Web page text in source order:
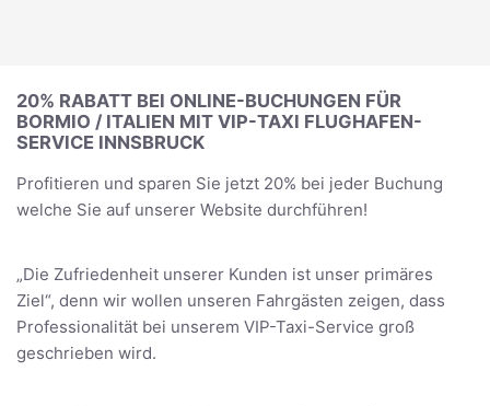
20% RABATT BEI ONLINE-BUCHUNGEN FÜR
BORMIO / ITALIEN MIT VIP-TAXI FLUGHAFEN-
SERVICE INNSBRUCK
Profitieren und sparen Sie jetzt 20% bei jeder Buchung
welche Sie auf unserer Website durchführen!
„Die Zufriedenheit unserer Kunden ist unser primäres
Ziel“, denn wir wollen unseren Fahrgästen zeigen, dass
Professionalität bei unserem VIP-Taxi-Service groß
geschrieben wird.